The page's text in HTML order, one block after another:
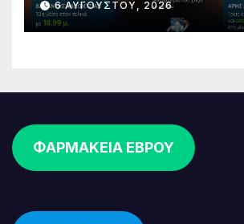
Παπαδόπουλος στον
6 ΑΥΓΟΎΣΤΟΥ, 2026
ΦΑΡΜΑΚΕΙΑ ΕΒΡΟΥ